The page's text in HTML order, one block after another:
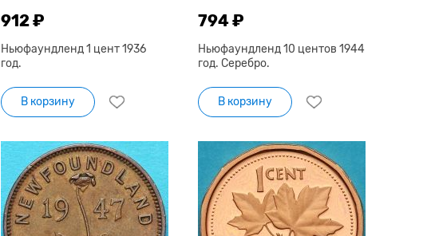
912 ₽
Ньюфаундленд 1 цент 1936
год.
В корзину
794 ₽
Ньюфаундленд 10 центов 1944
год. Серебро.
В корзину